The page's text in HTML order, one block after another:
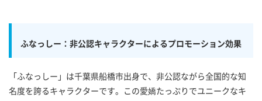
ふなっしー：非公認キャラクターによるプロモーション効果
「ふなっしー」は千葉県船橋市出身で、非公認ながら全国的な知
名度を誇るキャラクターです。この愛嬌たっぷりでユニークなキ